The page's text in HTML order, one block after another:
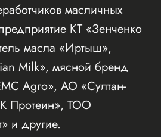
масличных
КТ «Зенченко
масла «Иртыш»,
Milk», мясной бренд
Agro», АО «Султан-
ТОО
и другие.